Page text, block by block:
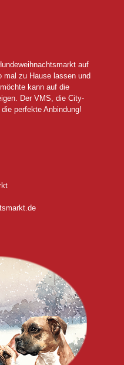
auf
mal zu Hause lassen und
kann auf die
Der VMS, die City-
perfekte Anbindung!